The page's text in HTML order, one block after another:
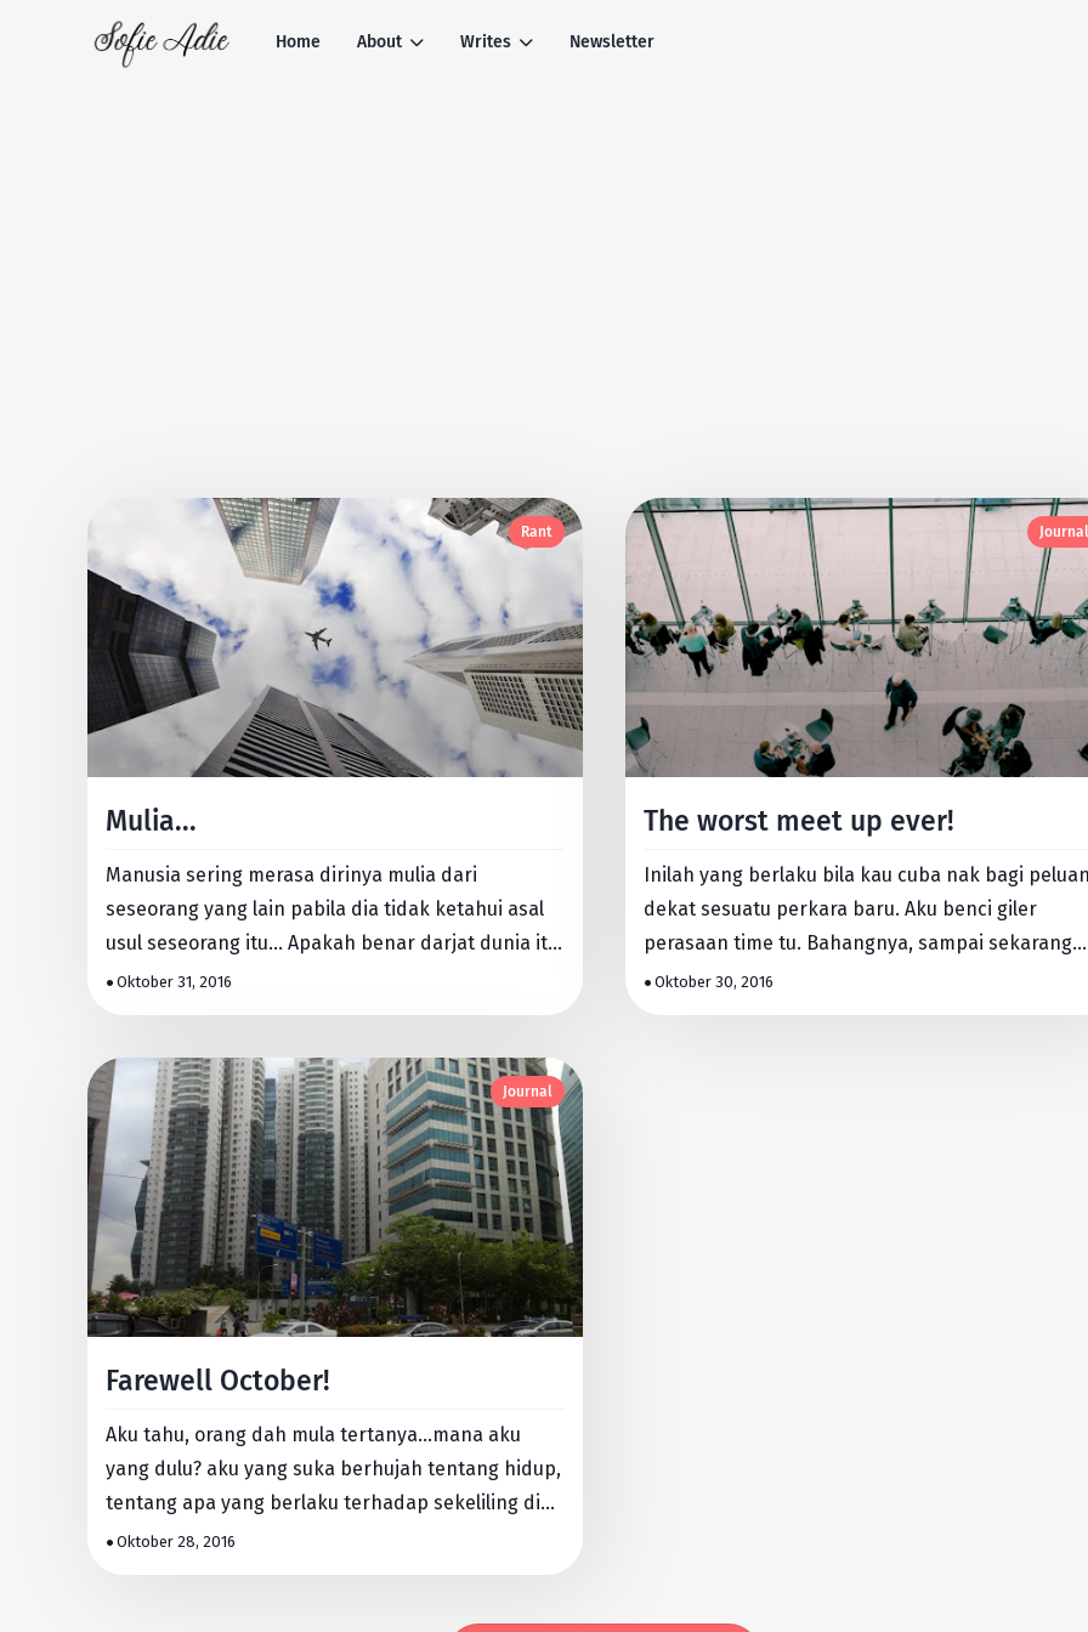
Home About Writes Newsletter
Rant
Mulia...
Manusia sering merasa dirinya mulia dari
seseorang yang lain pabila dia tidak ketahui asal
usul seseorang itu... Apakah benar darjat dunia itu
tingginya…
Oktober 31, 2016
Journal
The worst meet up ever!
Inilah yang berlaku bila kau cuba nak bagi
dekat sesuatu perkara baru. Aku benci giler
perasaan time tu. Bahangnya, sampai sekarang
kot rasa! Siapa t…
Oktober 30, 2016
Journal
Farewell October!
Aku tahu, orang dah mula tertanya...mana aku
yang dulu? aku yang suka berhujah tentang hidup,
tentang apa yang berlaku terhadap sekeliling dia,
terhadap bend…
Oktober 28, 2016